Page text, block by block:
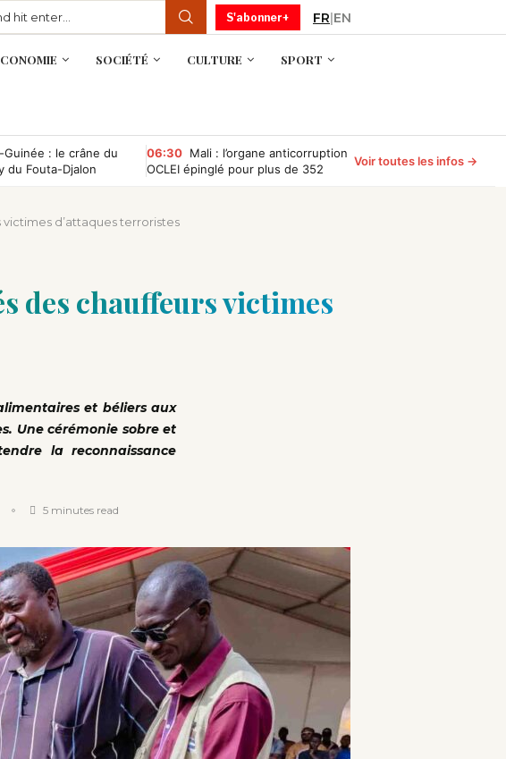
S'abonner+ FR|EN
SOCIÉTÉ CULTURE SPORT
Guinée : le crâne du
du Fouta-Djalon
06:30 Mali : l’organe anticorruption
OCLEI épinglé pour plus de 352
Voir toutes les infos →
d’attaques terroristes
des chauffeurs victimes
et béliers aux
Une cérémonie sobre et
la reconnaissance
5 minutes read